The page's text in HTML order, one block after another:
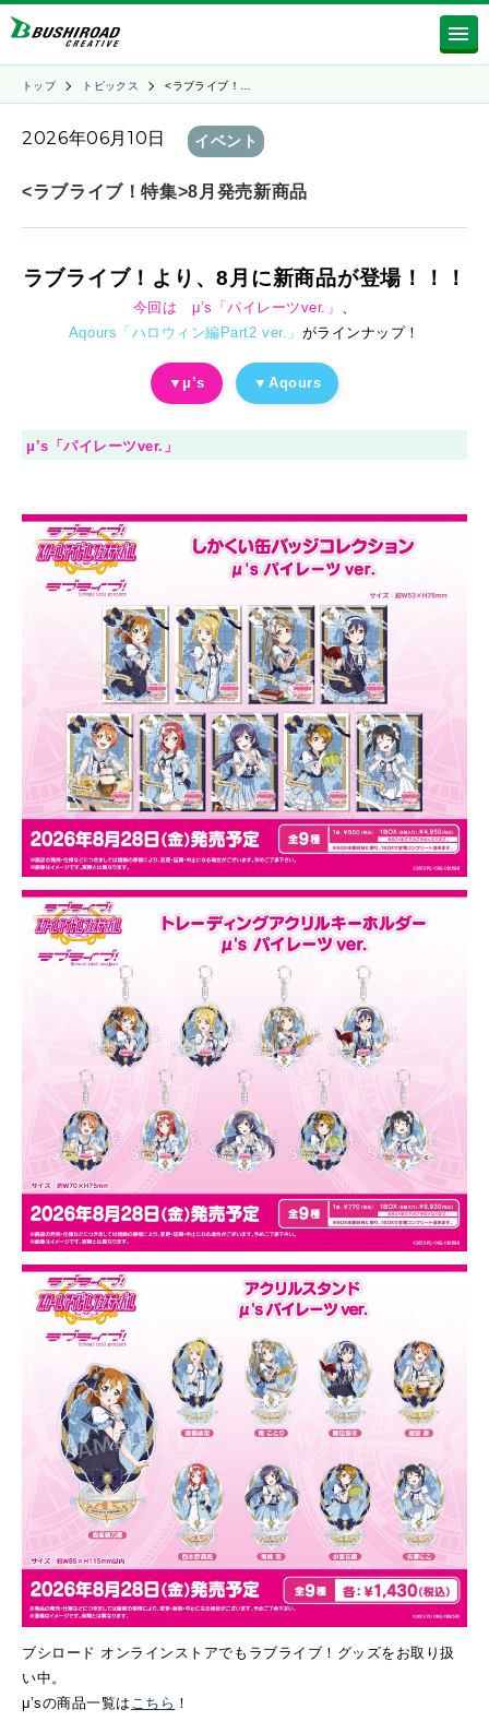
トップ トピックス <ラブライブ！…
2026年06月10日 イベント
<ラブライブ！特集>8月発売新商品
ラブライブ！より、8月に新商品が登場！！！
今回は μ’s「パイレーツver.」 、
Aqours「ハロウィン編Part2 ver.」 がラインナップ！
▼μ’s ▼Aqours
μ’s「パイレーツver.」
ブシロード オンラインストアでもラブライブ！グッズをお取り扱
い中。
μ’sの商品一覧は こちら ！